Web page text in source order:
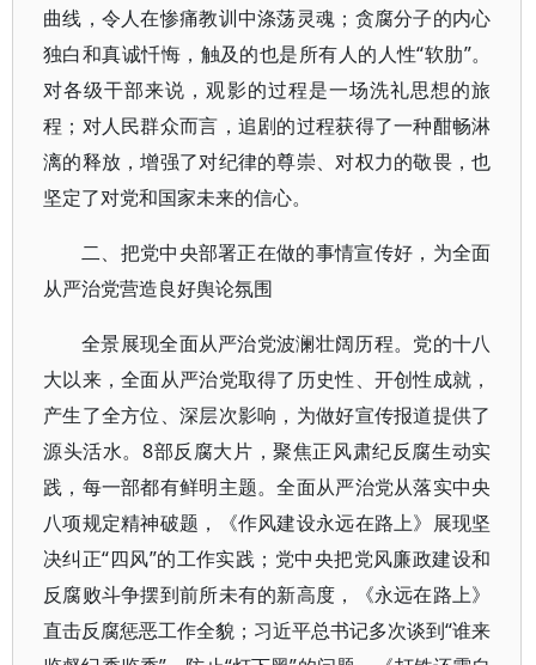
曲线，令人在惨痛教训中涤荡灵魂；贪腐分子的内心
独白和真诚忏悔，触及的也是所有人的人性“软肋”。
对各级干部来说，观影的过程是一场洗礼思想的旅
程；对人民群众而言，追剧的过程获得了一种酣畅淋
漓的释放，增强了对纪律的尊崇、对权力的敬畏，也
坚定了对党和国家未来的信心。
二、把党中央部署正在做的事情宣传好，为全面
从严治党营造良好舆论氛围
全景展现全面从严治党波澜壮阔历程。党的十八
大以来，全面从严治党取得了历史性、开创性成就，
产生了全方位、深层次影响，为做好宣传报道提供了
源头活水。8部反腐大片，聚焦正风肃纪反腐生动实
践，每一部都有鲜明主题。全面从严治党从落实中央
八项规定精神破题，《作风建设永远在路上》展现坚
决纠正“四风”的工作实践；党中央把党风廉政建设和
反腐败斗争摆到前所未有的新高度，《永远在路上》
直击反腐惩恶工作全貌；习近平总书记多次谈到“谁来